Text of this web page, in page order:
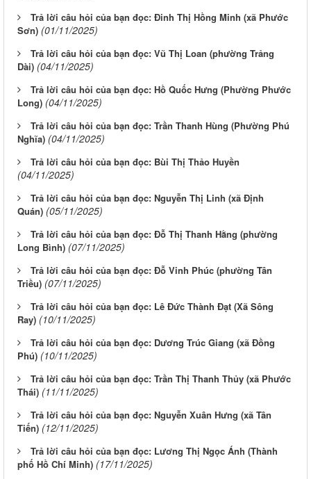
Trả lời câu hỏi của bạn đọc: Đinh Thị Hồng Minh (xã Phước
Sơn) (01/11/2025)
Trả lời câu hỏi của bạn đọc: Vũ Thị Loan (phường Trảng
Dài) (04/11/2025)
Trả lời câu hỏi của bạn đọc: Hồ Quốc Hưng (Phường Phước
Long) (04/11/2025)
Trả lời câu hỏi của bạn đọc: Trần Thanh Hùng (Phường Phú
Nghĩa) (04/11/2025)
Trả lời câu hỏi của bạn đọc: Bùi Thị Thảo Huyền
(04/11/2025)
Trả lời câu hỏi của bạn đọc: Nguyễn Thị Linh (xã Định
Quán) (05/11/2025)
Trả lời câu hỏi của bạn đọc: Đỗ Thị Thanh Hằng (phường
Long Bình) (07/11/2025)
Trả lời câu hỏi của bạn đọc: Đỗ Vinh Phúc (phường Tân
Triều) (07/11/2025)
Trả lời câu hỏi của bạn đọc: Lê Đức Thành Đạt (Xã Sông
Ray) (10/11/2025)
Trả lời câu hỏi của bạn đọc: Dương Trúc Giang (xã Đồng
Phú) (10/11/2025)
Trả lời câu hỏi của bạn đọc: Trần Thị Thanh Thủy (xã Phước
Thái) (11/11/2025)
Trả lời câu hỏi của bạn đọc: Nguyễn Xuân Hưng (xã Tân
Tiến) (12/11/2025)
Trả lời câu hỏi của bạn đọc: Lương Thị Ngọc Ánh (Thành
phố Hồ Chí Minh) (17/11/2025)